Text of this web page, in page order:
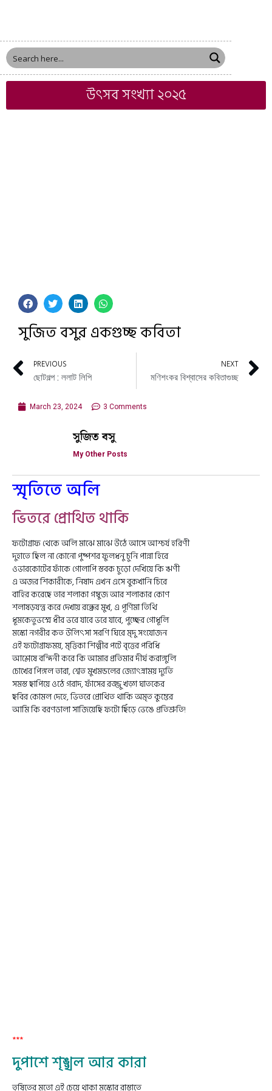
উৎসব সংখ্যা ২০২৫
সুজিত বসুর একগুচ্ছ কবিতা
PREVIOUS
ছোটগল্প : ললাট লিপি
NEXT
মণিশংকর বিশ্বাসের কবিতাগুচ্ছ
March 23, 2024 3 Comments
সুজিত বসু
My Other Posts
স্মৃতিতে অলি
ভিতরে প্রোথিত থাকি
ফটোগ্রাফ থেকে অলি মাঝে মাঝে উঠে আসে আশ্চর্য হরিণী
দুহাতে ছিল না কোনো পুষ্পশর ফুলধনু চুনি পান্না হিরে
ওভারকোটের ফাঁকে গোলাপি স্তবক চুড়ো দেখিয়ে কি ঋণী
এ অজর শিকারীকে, নিষাদ এখন এসে বুকখানি চিরে
বাহির করেছে তার শলাকা গম্বুজ আর শলাকার কোণ
শলাষড়যন্ত্র করে দেখায় রন্ধ্রের মুখ, এ পূর্ণিমা তিথি
ধূমকেতুভস্মে ধীর ভরে যাবে ভরে যাবে, পুচ্ছের গোধূলি
মস্কো নগরীর কত উলিৎসা সরণি ঘিরে মৃদু সংযোজন
এই ফটোগ্রাফময়, মৃত্তিকা শিল্পীর পটে বৃত্তের পরিধি
আশ্লেষে বন্দিনী করে কি আমার প্রতিমার দীর্ঘ করাঙ্গুলি
চোখের পিঙ্গল তারা, শ্বেত মুখমন্ডলের জ্যোৎস্নাময় দ্যুতি
সমস্ত ছাপিয়ে ওঠে গরাদ, ফাঁসের রজ্জু খড়্গ ঘাতকের
ছবির কোমল দেহে, ভিতরে প্রোথিত থাকি অমৃত কুম্ভের
আমি কি বরণডালা সাজিয়েছি ফটো ছিঁড়ে ভেঙে প্রতিশ্রুতি!
***
দুপাশে শৃঙ্খল আর কারা
তৃষিতের মতো এই চেয়ে থাকা মস্কোর রাস্তাতে